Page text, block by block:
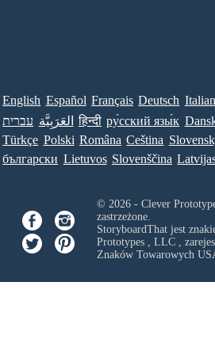
English Español Français Deutsch
עברית العَرَبِيَّة हिन्दी ру́сский язы́к
Türkçe Polski Româna Ceština
български Lietuvos Slovenščina
© 2026 - Clever
zastrzeżone.
StoryboardThat jest
Prototypes , LLC,
Znaków Towarowych